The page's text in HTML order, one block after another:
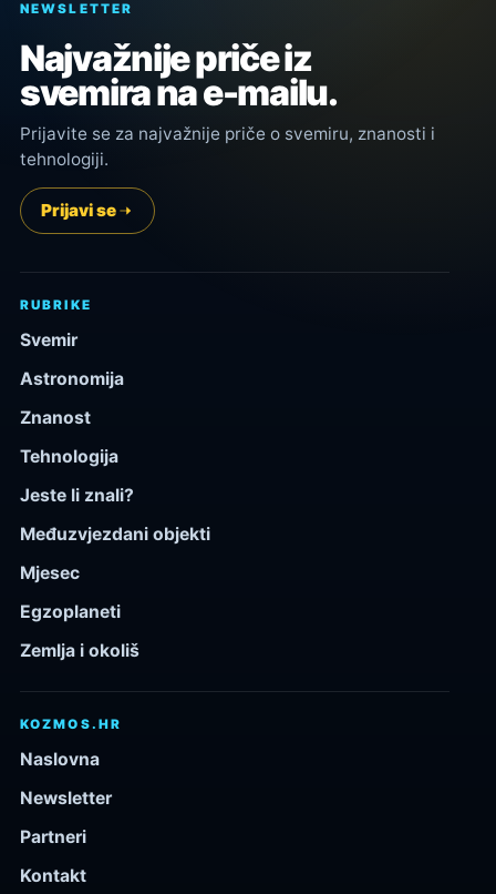
NEWSLETTER
Najvažnije priče iz
svemira na e-mailu.
Prijavite se za najvažnije priče o svemiru, znanosti i
tehnologiji.
Prijavi se
RUBRIKE
Svemir
Astronomija
Znanost
Tehnologija
Jeste li znali?
Međuzvjezdani objekti
Mjesec
Egzoplaneti
Zemlja i okoliš
KOZMOS.HR
Naslovna
Newsletter
Partneri
Kontakt